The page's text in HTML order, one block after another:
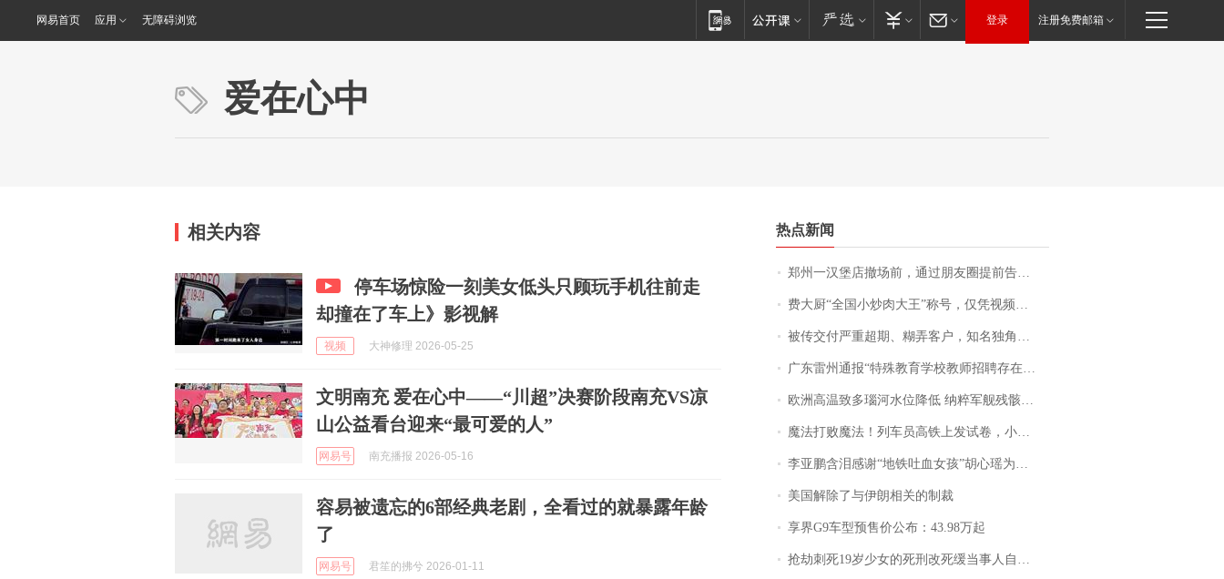
网易首页 应用 无障碍浏览 登录 注册免费邮箱
爱在心中
相关内容
停车场惊险一刻美女低头只顾玩手机往前走
却撞在了车上》影视解
视频 大神修理 2026-05-25
文明南充 爱在心中——“川超”决赛阶段南充VS凉
山公益看台迎来“最可爱的人”
网易号 南充播报 2026-05-16
容易被遗忘的6部经典老剧，全看过的就暴露年龄
了
网易号 君笙的拂兮 2026-01-11
热点新闻
郑州一汉堡店撤场前，通过朋友圈提前告知逐一退费，有顾客仅剩1元也全被退回，分文不少；顾客：言而有信，让人感动
费大厨“全国小炒肉大王”称号，仅凭视频评出？中国烹饪协会回应
被传交付严重超期、糊弄客户，知名独角兽车企创始人回应：都没证据，将依法采取措施，“本人长期与美国交管局保持沟通，对方表示肯定”
广东雷州通报“特殊教育学校教师招聘存在违规行为”：已启动问责程序 副校长被停职
欧洲高温致多瑙河水位降低 纳粹军舰残骸重见天日
魔法打败魔法！列车员高铁上发试卷，小朋友一秒静音，12306回应：列车员个人行为，不是铁路规定
李亚鹏含泪感谢“地铁吐血女孩”胡心瑶为嫣然天使捐99999元：这份捐赠太沉重，尊重其捐赠意愿，个人向胡心瑶和她的病友之家各捐赠99999元
美国解除了与伊朗相关的制裁
享界G9车型预售价公布：43.98万起
抢劫刺死19岁少女的死刑改死缓当事人自述：出狱11年间始终刻意躲避被害人家属